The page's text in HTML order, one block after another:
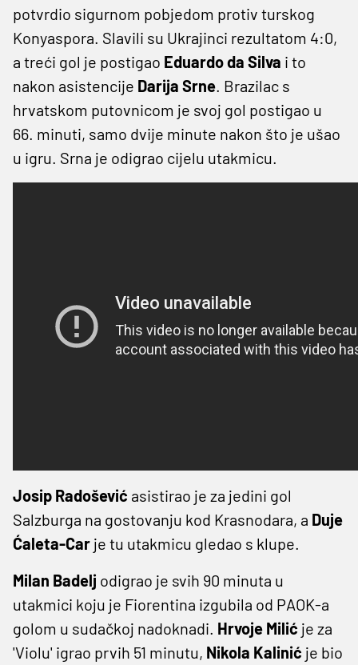
potvrdio sigurnom pobjedom protiv turskog
Konyaspora. Slavili su Ukrajinci rezultatom 4:0,
a treći gol je postigao Eduardoda Silva i to
nakon asistencije Darija Srne. Brazilac s
hrvatskom putovnicom je svoj gol postigao u
66. minuti, samo dvije minute nakon što je ušao
u igru. Srna je odigrao cijelu utakmicu.
Josip Radošević asistirao je za jedini gol
Salzburga na gostovanju kod Krasnodara, a Duje
Ćaleta-Car je tu utakmicu gledao s klupe.
Milan Badelj odigrao je svih 90 minuta u
utakmici koju je Fiorentina izgubila od PAOK-a
golom u sudačkoj nadoknadi. Hrvoje Milić je za
'Violu' igrao prvih 51 minutu, Nikola Kalinić je bio